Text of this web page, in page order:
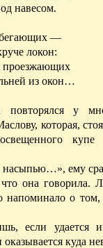
навесом.
—
локон:
проезжающих
из окон…
у
которая,
купе
ему
она говорила.
напоминало о
если удается
куда